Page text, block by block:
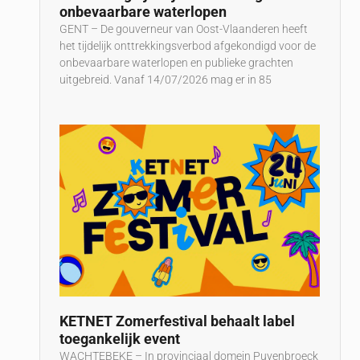
onbevaarbare waterlopen
GENT – De gouverneur van Oost-Vlaanderen heeft
het tijdelijk onttrekkingsverbod afgekondigd voor de
onbevaarbare waterlopen en publieke grachten
uitgebreid. Vanaf 14/07/2026 mag er in 85
KETNET Zomerfestival behaalt label
toegankelijk event
WACHTEBEKE – In provinciaal domein Puyenbroeck